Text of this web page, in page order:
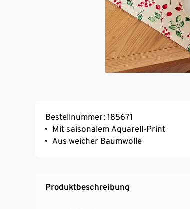
Bestellnummer: 185671
Mit saisonalem Aquarell-Print
Aus weicher Baumwolle
Produktbeschreibung